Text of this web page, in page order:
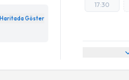
Haritada Göster
17:30